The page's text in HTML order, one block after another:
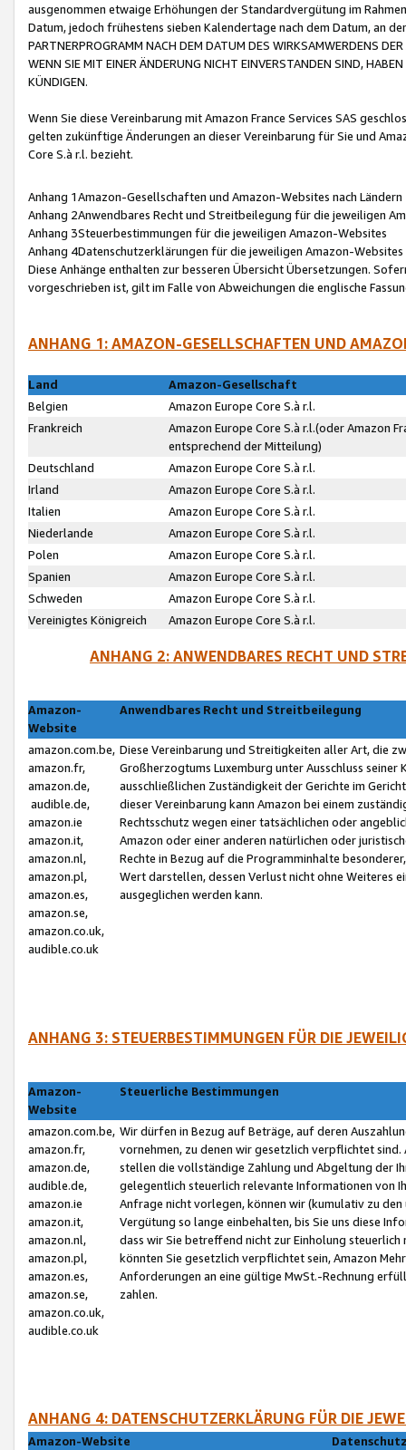
ausgenommen etwaige Erhöhungen der Standardvergütung im
Datum, jedoch frühestens sieben Kalendertage nach dem Datum, an
PARTNERPROGRAMM NACH DEM DATUM DES WIRKSAMWERDENS
WENN SIE MIT EINER ÄNDERUNG NICHT EINVERSTANDEN SIND,
KÜNDIGEN.
Wenn Sie diese Vereinbarung mit Amazon France Services SAS
gelten zukünftige Änderungen an dieser Vereinbarung für Sie und
Core S.à r.l. bezieht.
Anhang 1Amazon-Gesellschaften und Amazon-Websites nach Ländern
Anhang 2Anwendbares Recht und Streitbeilegung für die jeweiligen
Anhang 3Steuerbestimmungen für die jeweiligen Amazon-Websites
Anhang 4Datenschutzerklärungen für die jeweiligen Amazon-Websites
Diese Anhänge enthalten zur besseren Übersicht Übersetzungen.
vorgeschrieben ist, gilt im Falle von Abweichungen die englische
ANHANG 1: AMAZON-GESELLSCHAFTEN UND
Land
Amazon-Gesellschaft
Belgien
Amazon Europe Core S.à r.l.
Frankreich
Amazon Europe Core S.à r.l.(oder Amazon
entsprechend der Mitteilung)
Deutschland
Amazon Europe Core S.à r.l.
Irland
Amazon Europe Core S.à r.l.
Italien
Amazon Europe Core S.à r.l.
Niederlande
Amazon Europe Core S.à r.l.
Polen
Amazon Europe Core S.à r.l.
Spanien
Amazon Europe Core S.à r.l.
Schweden
Amazon Europe Core S.à r.l.
Vereinigtes Königreich
Amazon Europe Core S.à r.l.
ANHANG 2: ANWENDBARES RECHT UND
Amazon-
Website
Anwendbares Recht und Streitbeilegung
amazon.com.be,
amazon.fr,
amazon.de,
audible.de,
amazon.ie
amazon.it,
amazon.nl,
amazon.pl,
amazon.es,
amazon.se,
amazon.co.uk,
audible.co.uk
Diese Vereinbarung und Streitigkeiten aller Art, die
Großherzogtums Luxemburg unter Ausschluss
ausschließlichen Zuständigkeit der Gerichte im
dieser Vereinbarung kann Amazon bei einem
Rechtsschutz wegen einer tatsächlichen oder
Amazon oder einer anderen natürlichen oder
Rechte in Bezug auf die Programminhalte
Wert darstellen, dessen Verlust nicht ohne Weiteres
ausgeglichen werden kann.
ANHANG 3: STEUERBESTIMMUNGEN FÜR DIE
Amazon-
Website
Steuerliche Bestimmungen
amazon.com.be,
amazon.fr,
amazon.de,
audible.de,
amazon.ie
amazon.it,
amazon.nl,
amazon.pl,
amazon.es,
amazon.se,
amazon.co.uk,
audible.co.uk
Wir dürfen in Bezug auf Beträge, auf deren
vornehmen, zu denen wir gesetzlich verpflichtet
stellen die vollständige Zahlung und Abgeltung der
gelegentlich steuerlich relevante Informationen von
Anfrage nicht vorlegen, können wir (kumulativ zu
Vergütung so lange einbehalten, bis Sie uns diese
dass wir Sie betreffend nicht zur Einholung
könnten Sie gesetzlich verpflichtet sein, Amazon
Anforderungen an eine gültige MwSt.-Rechnung
zahlen.
ANHANG 4: DATENSCHUTZERKLÄRUNG FÜR DIE
Amazon-Website